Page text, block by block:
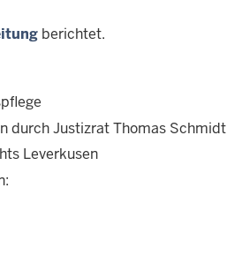
berichtet.
durch Justizrat Thomas Schmidt
Leverkusen